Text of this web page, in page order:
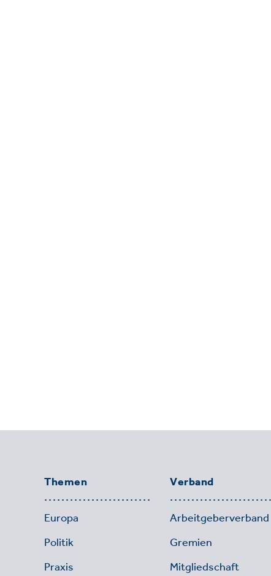
Themen
Europa
Politik
Praxis
Verband
Arbeitgeberverband
Gremien
Mitgliedschaft